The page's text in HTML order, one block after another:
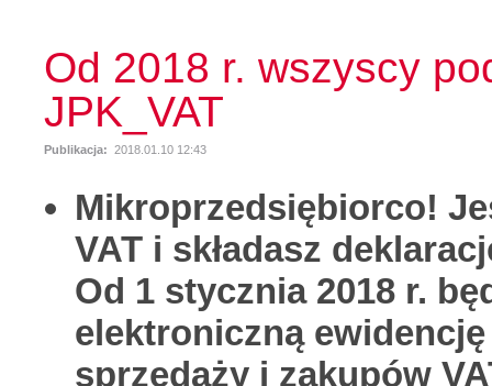
Od 2018 r. wszyscy
JPK_VAT
Publikacja: 2018.01.10 12:43
Mikroprzedsiębiorco!
VAT i składasz
Od 1 stycznia 2018 r.
elektroniczną
sprzedaży i zakupów